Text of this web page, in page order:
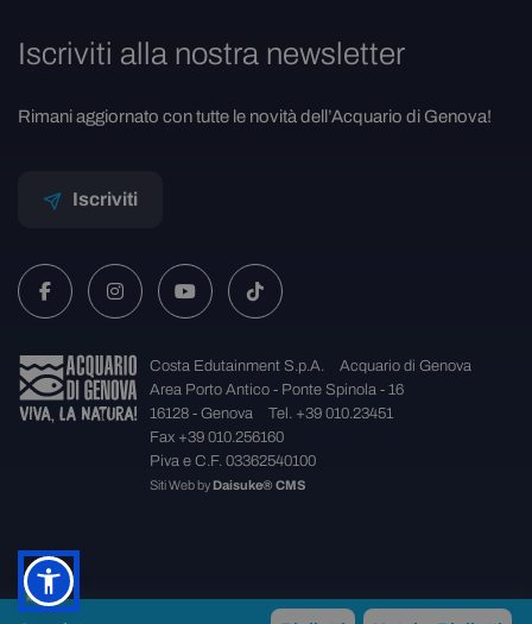
Iscriviti alla nostra newsletter
Rimani aggiornato con tutte le novità dell’Acquario di Genova!
Iscriviti
Costa Edutainment S.p.A.
Acquario di Genova
Area Porto Antico - Ponte Spinola - 16
16128 - Genova
Tel. +39 010.23451
Fax +39 010.256160
Piva e C.F. 03362540100
Siti Webby Daisuke® CMS